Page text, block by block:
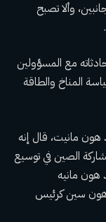
وألا تصبح
مع المسؤولين
المناخ والطاقة
هون مانيت، قال إنه
الصين في توسيع
هون مانيه
سين كرئيس